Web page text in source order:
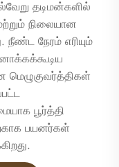
தடிமன்களில்
நிலையான
நேரம் எரியும்
மெழுகுவர்த்திகள்
பூர்த்தி
பயனர்கள்